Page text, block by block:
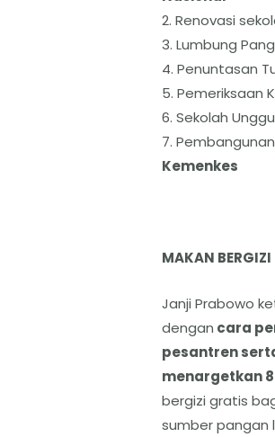
2. ⁠Renovasi
3. ⁠Lumbung
4. ⁠Penuntasan
5. ⁠Pemeriksaan
6. ⁠Sekolah
7.
Kemenkes
MAKAN
Janji Prabowo
dengan cara
pesantren
menargetkan
bergizi gratis
sumber pangan